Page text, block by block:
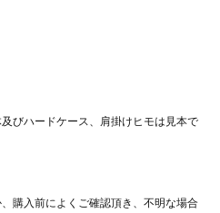
びハードケース、肩掛けヒモは見本で
購入前によくご確認頂き、不明な場合